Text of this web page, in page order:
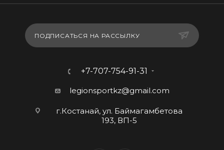
ПОДПИСАТЬСЯ НА РАССЫЛКУ
+7-707-754-91-31
legionsportkz@gmail.com
г.Костанай, ул. Баймагамбетова
193, ВП-5